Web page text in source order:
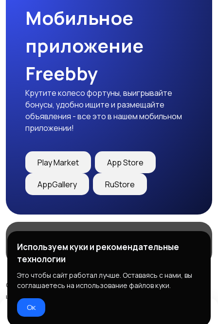
Мобильное
приложение
Freebby
Крутите колесо фортуны, выигрывайте
бонусы, удобно ищите и размещайте
объявления - все это в нашем мобильном
приложении!
Play Market App Store
AppGallery RuStore
Служба поддержки
© 2026 Freebby - Сервис бесплатных объявлений ДНР
и ЛНР
Правила сервиса
Используем куки и рекомендательные
технологии
Это чтобы сайт работал лучше. Оставаясь с нами, вы
соглашаетесь на использование файлов куки.
Ок